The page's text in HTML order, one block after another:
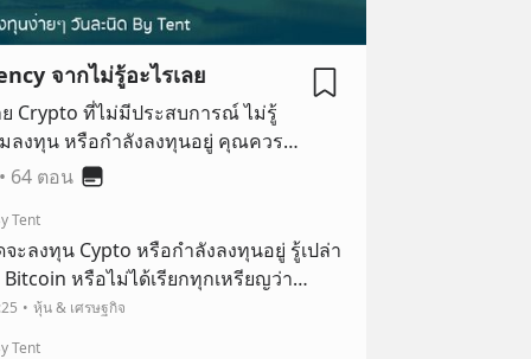
จากไม่รู้อะไรเลย
Crypto ที่ไม่มีประสบการณ์ ไม่รู้
มลงทุน หรือกำลังลงทุนอยู่ คุณควร
64 ตอน
Tent
ลงทุน Cypto หรือกำลังลงทุนอยู่ รู้เปล่า
หรือไม่ได้เรียกทุกเหรียญว่า
มารถแบ่งเหรียญได้เป็น 3 ชนิดหลักๆ คือ
หุ้น & เศรษฐกิจ
Tent